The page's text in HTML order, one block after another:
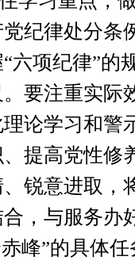
纪律处分条
六项纪律”的
要注重实际
论学习和警
提高党性修
锐意进取，
，与服务办
峰”的具体